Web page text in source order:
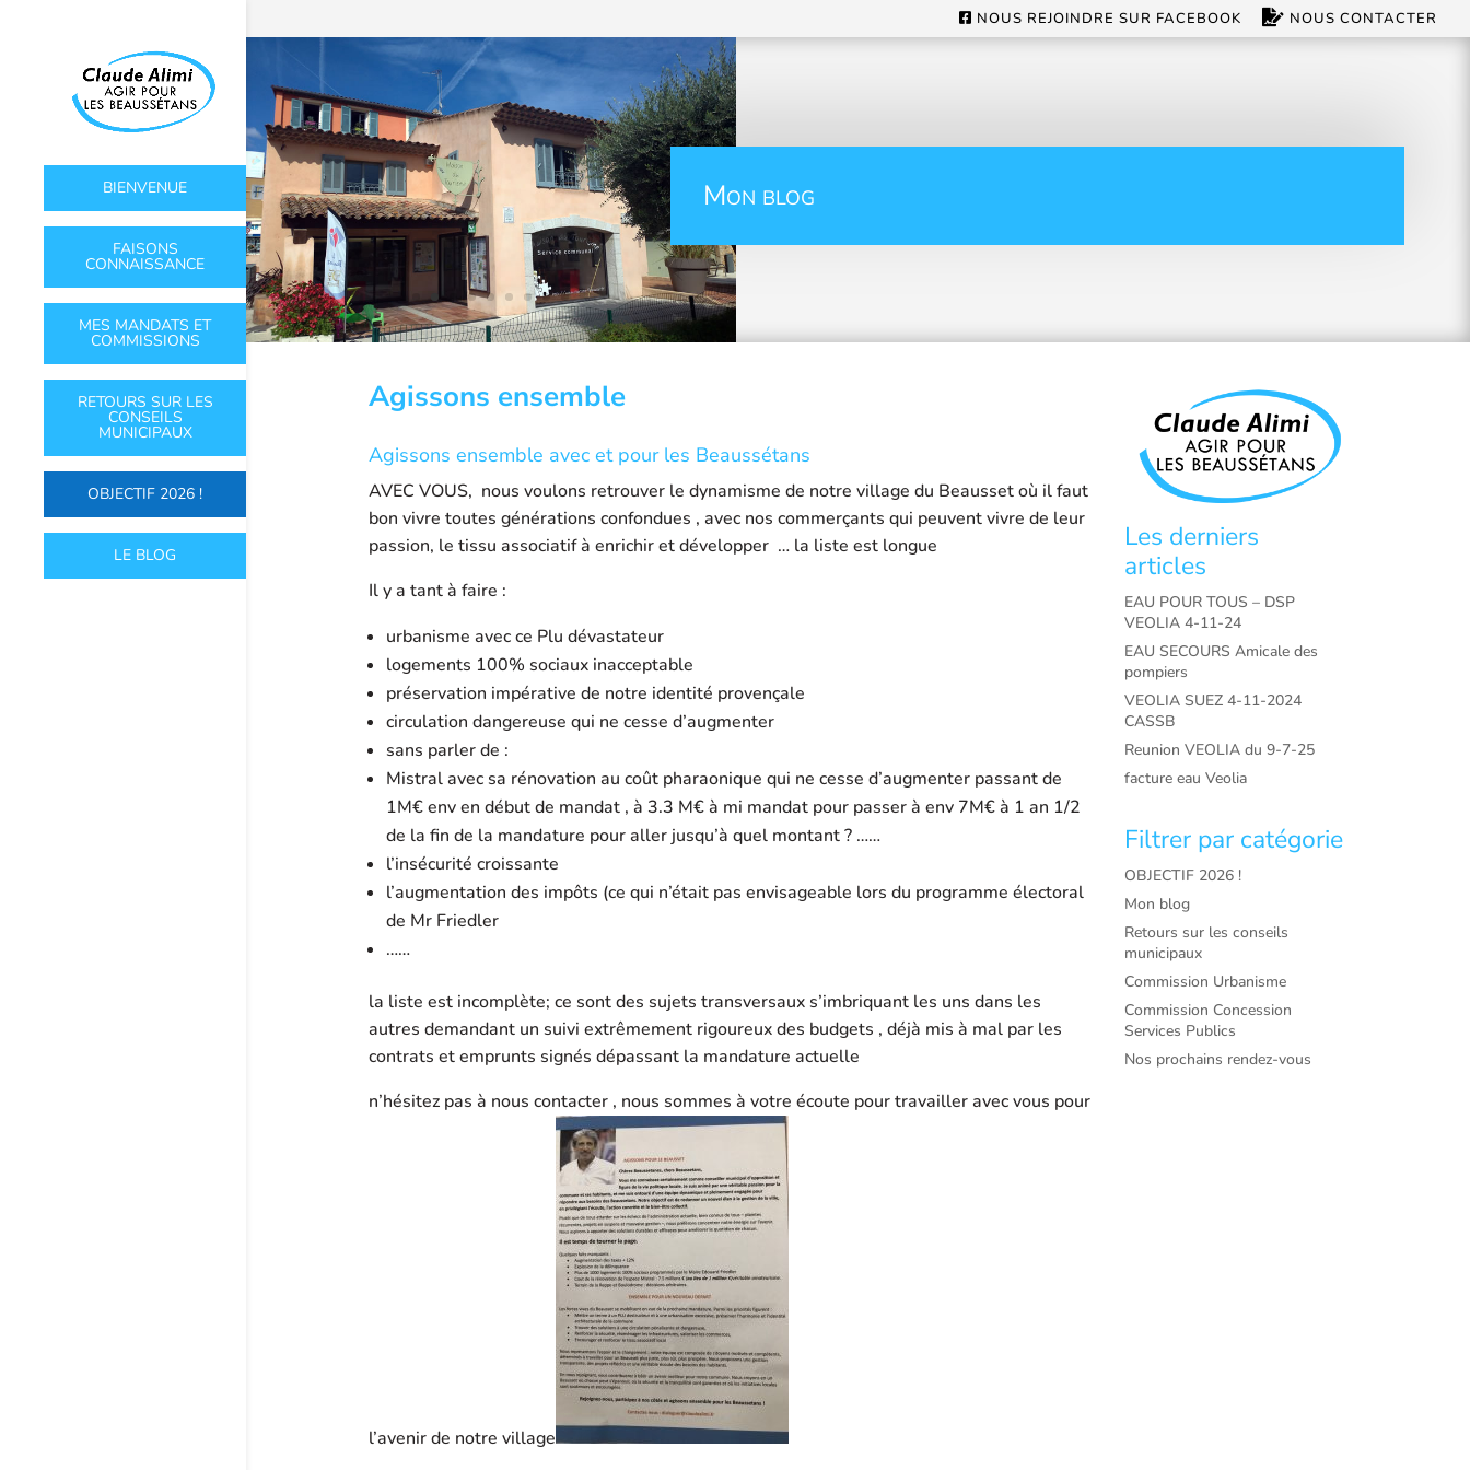
NOUS REJOINDRE SUR FACEBOOK NOUS CONTACTER
BIENVENUE
FAISONS
CONNAISSANCE
MES MANDATS ET
COMMISSIONS
RETOURS SUR LES
CONSEILS
MUNICIPAUX
OBJECTIF 2026 !
LE BLOG
Mon blog
Agissons ensemble
Agissons ensemble avec et pour les Beaussétans
AVEC VOUS, nous voulons retrouver le dynamisme de notre village du Beausset où il faut
bon vivre toutes générations confondues , avec nos commerçants qui peuvent vivre de leur
passion, le tissu associatif à enrichir et développer … la liste est longue
Il y a tant à faire :
urbanisme avec ce Plu dévastateur
logements 100% sociaux inacceptable
préservation impérative de notre identité provençale
circulation dangereuse qui ne cesse d’augmenter
sans parler de :
Mistral avec sa rénovation au coût pharaonique qui ne cesse d’augmenter passant de
1M€ env en début de mandat , à 3.3 M€ à mi mandat pour passer à env 7M€ à 1 an 1/2
de la fin de la mandature pour aller jusqu’à quel montant ? ……
l’insécurité croissante
l’augmentation des impôts (ce qui n’était pas envisageable lors du programme électoral
de Mr Friedler
……
la liste est incomplète; ce sont des sujets transversaux s’imbriquant les uns dans les
autres demandant un suivi extrêmement rigoureux des budgets , déjà mis à mal par les
contrats et emprunts signés dépassant la mandature actuelle
n’hésitez pas à nous contacter , nous sommes à votre écoute pour travailler avec vous pour
l’avenir de notre village
Les derniers
articles
EAU POUR TOUS – DSP
VEOLIA 4-11-24
EAU SECOURS Amicale des
pompiers
VEOLIA SUEZ 4-11-2024
CASSB
Reunion VEOLIA du 9-7-25
facture eau Veolia
Filtrer par catégorie
OBJECTIF 2026 !
Mon blog
Retours sur les conseils
municipaux
Commission Urbanisme
Commission Concession
Services Publics
Nos prochains rendez-vous